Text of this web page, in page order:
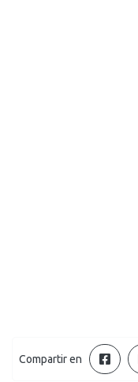
Compartir en